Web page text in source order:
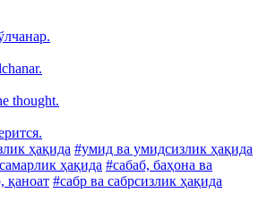
thought.
ҳақида #умид ва умидсизлик ҳақида
ҳақида #сабаб, баҳона ва
қаноат #сабр ва сабрсизлик ҳақида